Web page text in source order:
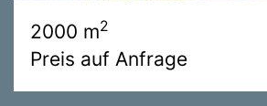
2000 m2
Preis auf Anfrage